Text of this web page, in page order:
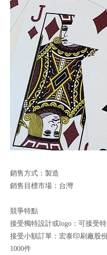
銷售方式：製造
銷售目標市場：台灣
競爭特點
接受獨特設計或logo：可接受
接受小額訂單：宏泰印刷廠股
1000件